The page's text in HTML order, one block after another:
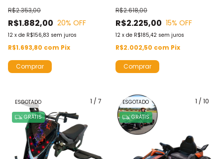
BW229
R$1.882,00
R$2.353,00
20% OFF
12 x de R$156,83 sem juros
R$1.693,80 com Pix
BW388
R$2.225,00
R$2.618,00
15% OFF
12 x de R$185,42 sem juros
R$2.002,50 com Pix
Comprar
1 / 7
ESGOTADO
GRÁTIS
1 / 10
ESGOTADO
GRÁTIS